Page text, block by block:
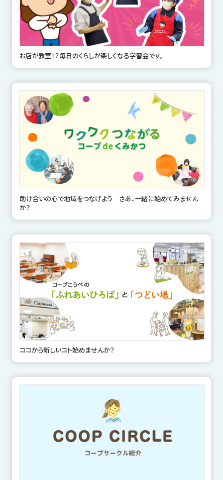
お店が教室！？毎日のくらしが楽しくなる学習会です。
助け合いの心で地域をつなげよう さあ、一緒に始めてみません
か？
ココから新しいコト始めませんか？